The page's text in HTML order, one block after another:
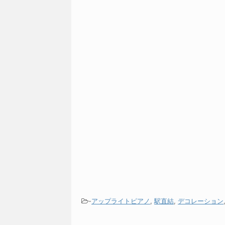
-アップライトピアノ, 駅直結, デコレーション,